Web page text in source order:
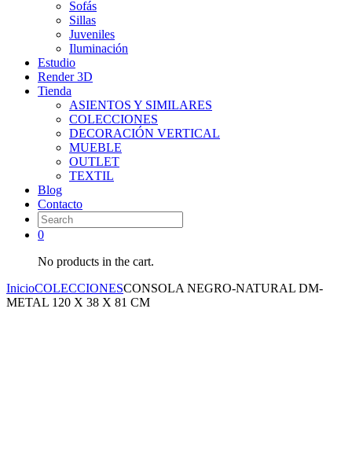
Sofás
Sillas
Juveniles
Iluminación
Estudio
Render 3D
Tienda
ASIENTOS Y SIMILARES
COLECCIONES
DECORACIÓN VERTICAL
MUEBLE
OUTLET
TEXTIL
Blog
Contacto
0
No products in the cart.
InicioCOLECCIONESCONSOLA NEGRO-NATURAL DM-
METAL 120 X 38 X 81 CM